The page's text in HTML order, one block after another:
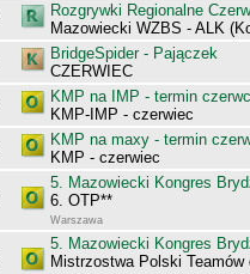
Rozgrywki Regionalne
Mazowiecki WZBS - ALK
BridgeSpider - Pajączek
CZERWIEC
KMP na IMP - termin
KMP-IMP - czerwiec
KMP na maxy - termin
KMP - czerwiec
5. Mazowiecki Kongres
6. OTP**
Warszawa
5. Mazowiecki Kongres
Mistrzostwa Polski Teamów